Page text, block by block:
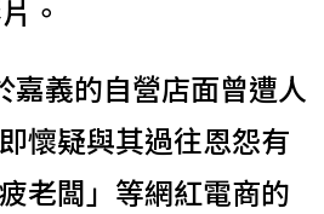
。
嘉義的自營店面曾遭人
懷疑與其過往恩怨有
老闆」等網紅電商的